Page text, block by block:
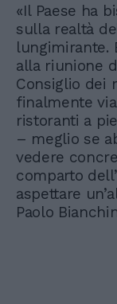
«Il Paese ha
sulla realtà
lungimirante.
alla riunione
Consiglio dei
finalmente
ristoranti a
– meglio se
vedere
comparto
aspettare
Paolo